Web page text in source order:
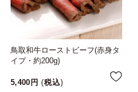
鳥取和牛ローストビーフ(赤身タ
イプ・約200g)
5,400 税込